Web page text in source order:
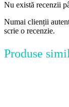
Nu există recenzii
Numai clienții
scrie o recenzie.
Produse